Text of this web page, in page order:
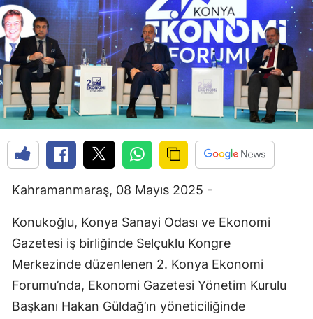
Kahramanmaraş, 08 Mayıs 2025 -
Konukoğlu, Konya Sanayi Odası ve Ekonomi
Gazetesi iş birliğinde Selçuklu Kongre
Merkezinde düzenlenen 2. Konya Ekonomi
Forumu’nda, Ekonomi Gazetesi Yönetim Kurulu
Başkanı Hakan Güldağ’ın yöneticiliğinde